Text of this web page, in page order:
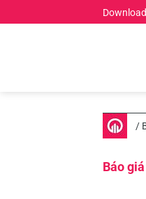
to
/
Báo